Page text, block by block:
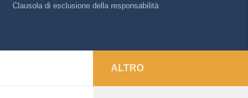
Clausola di esclusione della responsabilità
ALTRO